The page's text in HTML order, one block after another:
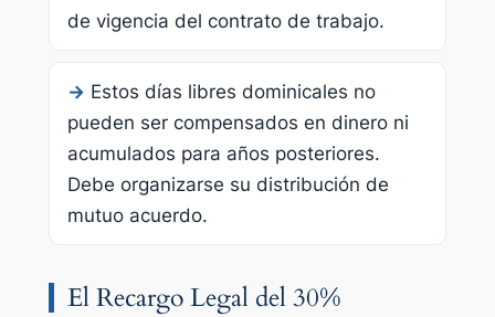
de vigencia del contrato de trabajo.
→ Estos días libres dominicales no
pueden ser compensados en dinero ni
acumulados para años posteriores.
Debe organizarse su distribución de
mutuo acuerdo.
El Recargo Legal del 30%